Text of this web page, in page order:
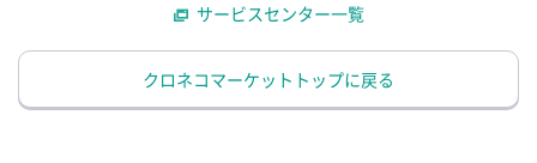
サービスセンター一覧
クロネコマーケットトップに戻る